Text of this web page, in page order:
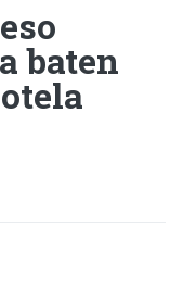
baten